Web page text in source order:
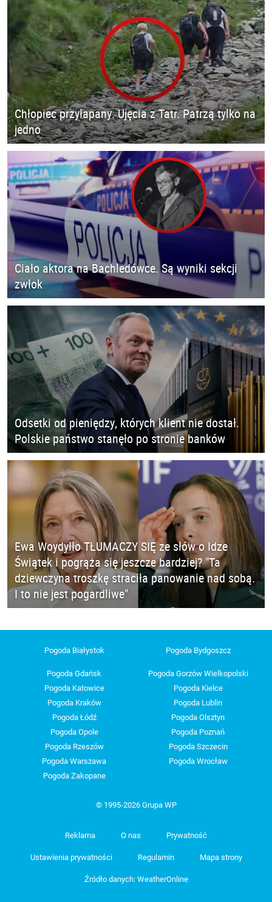
Chłopiec przyłapany. Ujęcia z Tatr. Patrzą tylko na
jedno
Ciało aktora na Bachledówce. Są wyniki sekcji
zwłok
Odsetki od pieniędzy, których klient nie dostał.
Polskie państwo stanęło po stronie banków
Ewa Woydyłło TŁUMACZY SIĘ ze słów o Idze
Świątek i pogrąża się jeszcze bardziej? "Ta
dziewczyna troszkę straciła panowanie nad sobą.
I to nie jest pogardliwe"
Pogoda Białystok Pogoda Bydgoszcz
Pogoda Gdańsk
Pogoda Gorzów Wielkopolski
Pogoda Katowice
Pogoda Kielce
Pogoda Kraków
Pogoda Lublin
Pogoda Łódź
Pogoda Olsztyn
Pogoda Opole
Pogoda Poznań
Pogoda Rzeszów
Pogoda Szczecin
Pogoda Warszawa
Pogoda Wrocław
Pogoda Zakopane
© 1995-2026 Grupa WP
Reklama O nas Prywatność
Ustawienia prywatności Regulamin Mapa strony
Źródło danych: WeatherOnline